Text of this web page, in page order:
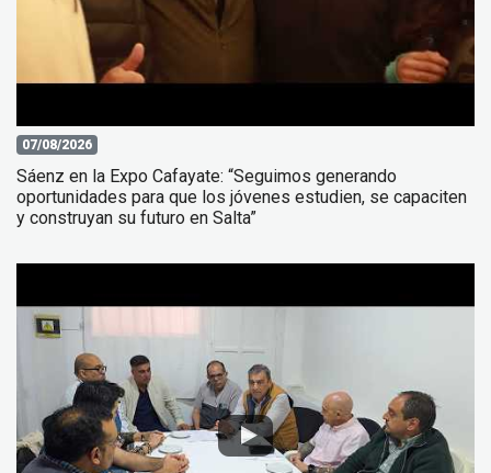
07/08/2026
Sáenz en la Expo Cafayate: “Seguimos generando
oportunidades para que los jóvenes estudien, se capaciten
y construyan su futuro en Salta”